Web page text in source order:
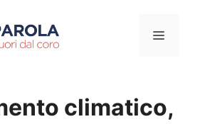
Menu
climatico,